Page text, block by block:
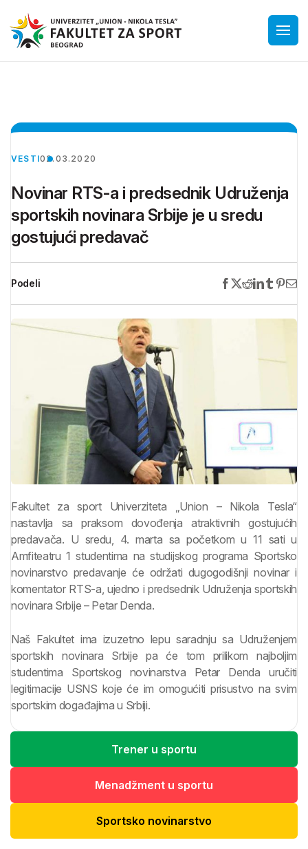
VESTI02.03.2020
Novinar RTS-a i predsednik Udruženja
sportskih novinara Srbije je u sredu
gostujući predavač
Podeli
Fakultet za sport Univerziteta „Union – Nikola Tesla“
nastavlja sa praksom dovođenja atraktivnih gostujućih
predavača. U sredu, 4. marta sa početkom u 11 sati u
Amfiteatru 1 studentima na studijskog programa Sportsko
novinarstvo predavanje će održati dugogodišnji novinar i
komentator RTS-a, ujedno i predsednik Udruženja sportskih
novinara Srbije – Petar Denda.
Naš Fakultet ima izuzetno lepu saradnju sa Udruženjem
sportskih novinara Srbije pa će tom prilikom najboljim
studentima Sportskog novinarstva Petar Denda uručiti
legitimacije USNS koje će im omogućiti prisustvo na svim
sportskim događajima u Srbiji.
Trener u sportu
Menadžment u sportu
Sportsko novinarstvo